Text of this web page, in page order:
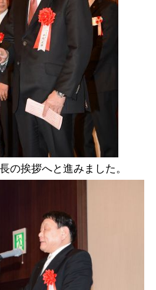
の挨拶へと進みました。